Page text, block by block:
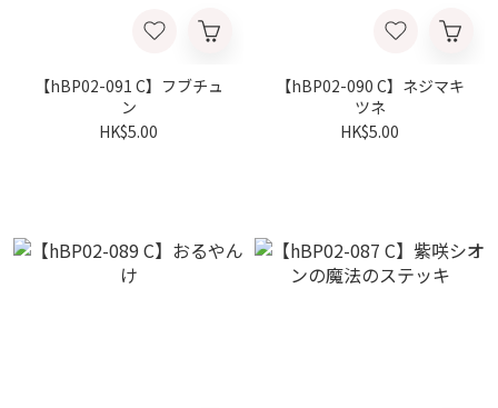
【hBP02-091 C】フブチュ
ン
HK$5.00
【hBP02-090 C】ネジマキ
ツネ
HK$5.00